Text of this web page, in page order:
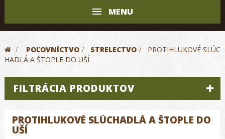
MENU
> POĽOVNÍCTVO > STRELECTVO >
PROTIHLUKOVÉ SLÚC
HADLÁ A ŠTOPLE DO UŠÍ
FILTRÁCIA PRODUKTOV
PROTIHLUKOVÉ SLÚCHADLÁ A ŠTOPLE DO
UŠÍ